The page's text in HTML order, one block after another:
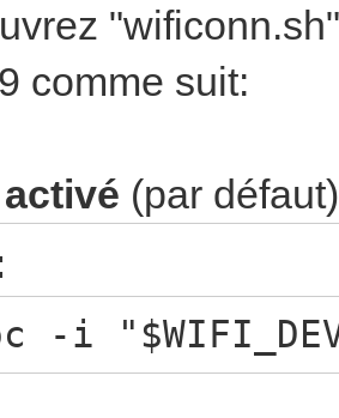
comme suit:
(par
-i